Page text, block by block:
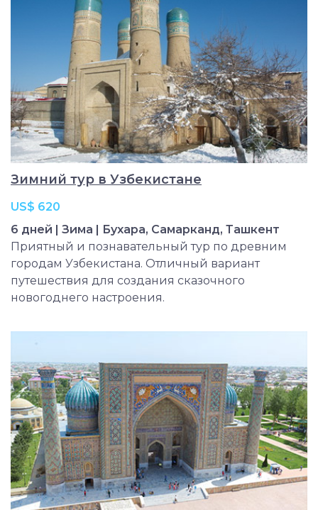
Зимний тур в Узбекистане
US$ 620
6 дней | Зима | Бухара, Самарканд, Ташкент
Приятный и познавательный тур по древним
городам Узбекистана. Отличный вариант
путешествия для создания сказочного
новогоднего настроения.